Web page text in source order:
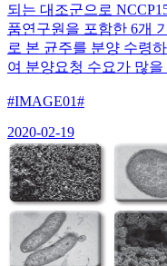
되는 대조군으로
품연구원을 포함한 6개
로 본 균주를 분양 수령
여 분양요청 수요가 많
#IMAGE01#
2020-02-19